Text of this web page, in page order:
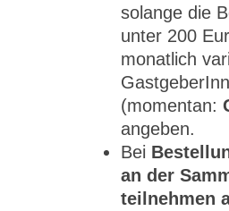
solange die
unter 200
monatlich
(momentan:
angeben.
Bei
an der
teilnehmen